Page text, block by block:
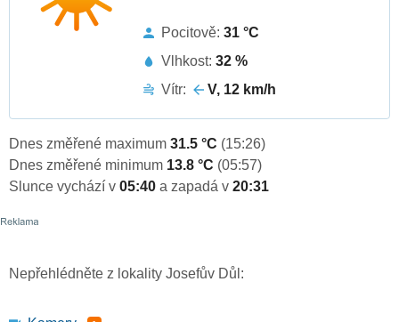
Pocitově: 31 °C
Vlhkost: 32 %
Vítr:
V, 12 km/h
Dnes změřené maximum 31.5 °C (15:26)
Dnes změřené minimum 13.8 °C (05:57)
Slunce vychází v 05:40 a zapadá v 20:31
Nepřehlédněte z lokality Josefův Důl: